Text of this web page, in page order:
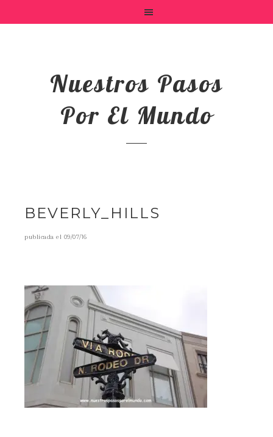
Nuestros Pasos
Por El Mundo
BEVERLY_HILLS
publicada el 09/07/16